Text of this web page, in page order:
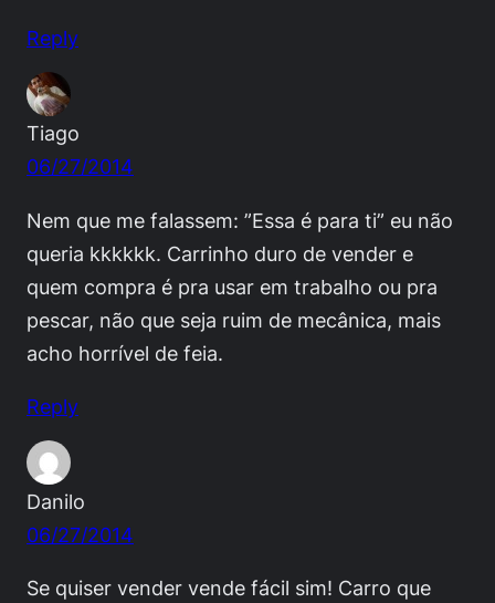
Reply
Tiago
06/27/2014
Nem que me falassem: ”Essa é para ti” eu não
queria kkkkkk. Carrinho duro de vender e
quem compra é pra usar em trabalho ou pra
pescar, não que seja ruim de mecânica, mais
acho horrível de feia.
Reply
Danilo
06/27/2014
Se quiser vender vende fácil sim! Carro que